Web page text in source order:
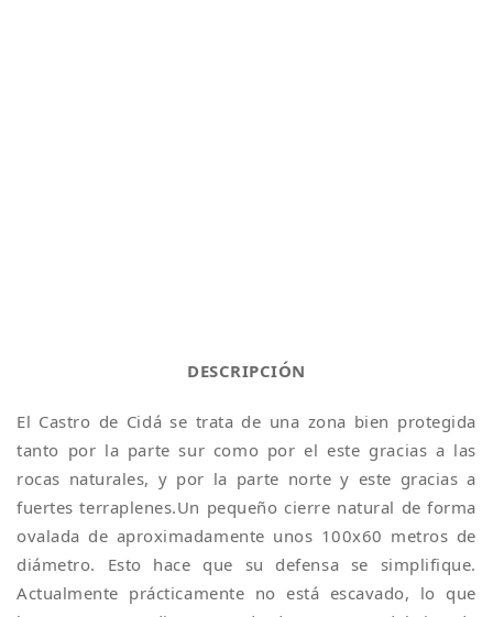
DESCRIPCIÓN
El Castro de Cidá se trata de una zona bien protegida
tanto por la parte sur como por el este gracias a las
rocas naturales, y por la parte norte y este gracias a
fuertes terraplenes.Un pequeño cierre natural de forma
ovalada de aproximadamente unos 100x60 metros de
diámetro. Esto hace que su defensa se simplifique.
Actualmente prácticamente no está escavado, lo que